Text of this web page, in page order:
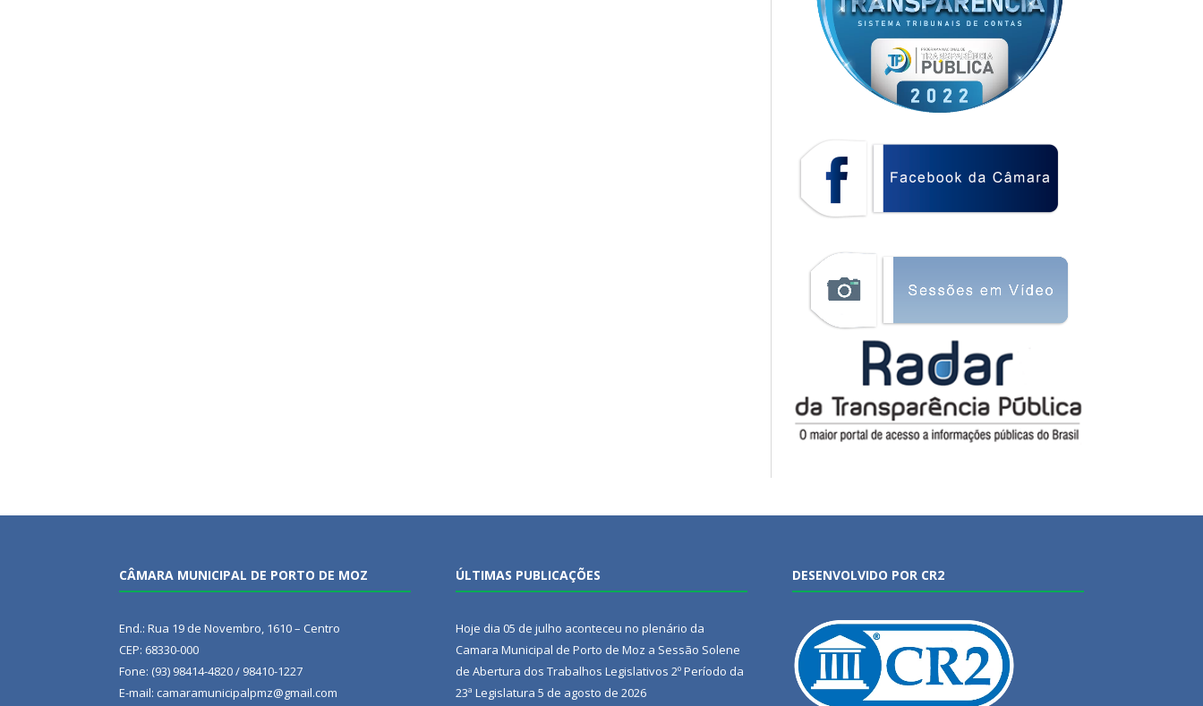
CÂMARA MUNICIPAL DE PORTO DE MOZ
End.: Rua 19 de Novembro, 1610 – Centro
CEP: 68330-000
Fone: (93) 98414-4820 / 98410-1227
E-mail: camaramunicipalpmz@gmail.com
ÚLTIMAS PUBLICAÇÕES
Hoje dia 05 de julho aconteceu no plenário da
Camara Municipal de Porto de Moz a Sessão Solene
de Abertura dos Trabalhos Legislativos 2º Período da
23ª Legislatura 5 de agosto de 2026
DESENVOLVIDO POR CR2